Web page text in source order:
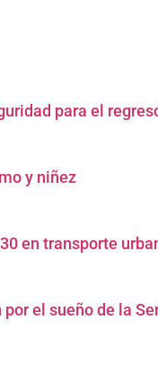
para el
y niñez
en transporte
el sueño de la